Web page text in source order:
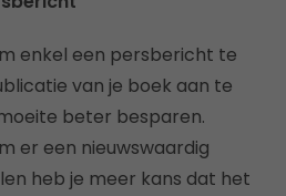
enkel een persbericht te
van je boek aan te
beter besparen.
er een nieuwswaardig
heb je meer kans dat het